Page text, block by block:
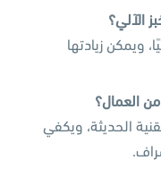
الآلي؟
رغيف يوميًا، ويمكن زيادتها
العمال؟
الحديثة، ويكفي